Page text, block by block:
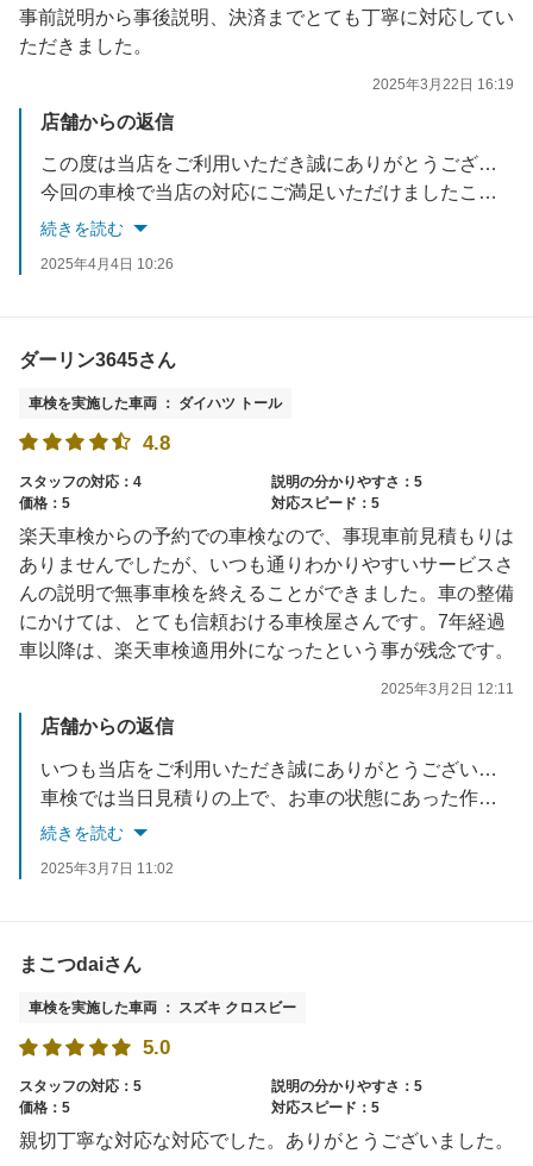
事前説明から事後説明、決済までとても丁寧に対応してい
ただきました。
2025年3月22日 16:19
店舗からの返信
この度は当店をご利用いただき誠にありがとうございます。
今回の車検で当店の対応にご満足いただけましたこと、大変嬉しく思っております。
車検以外のことも是非お気軽にご相談ください。
お忙しい中ご投稿いただき誠にありがとうございます。
続きを読む
2025年4月4日 10:26
ダーリン3645さん
車検を実施した車両 ： ダイハツ トール
4.8
スタッフの対応：4
説明の分かりやすさ：5
価格：5
対応スピード：5
楽天車検からの予約での車検なので、事現車前見積もりは
ありませんでしたが、いつも通りわかりやすいサービスさ
んの説明で無事車検を終えることができました。車の整備
にかけては、とても信頼おける車検屋さんです。7年経過
車以降は、楽天車検適用外になったという事が残念です。
2025年3月2日 12:11
店舗からの返信
いつも当店をご利用いただき誠にありがとうございます。
車検では当日見積りの上で、お車の状態にあった作業を提案させていただき、お客様にご納得いただいた内容で進めていきます。
大切なお車の安全をご提供でき、喜んでいただけてよかったです。
続きを読む
2025年3月7日 11:02
まこつdaiさん
車検を実施した車両 ： スズキ クロスビー
5.0
スタッフの対応：5
説明の分かりやすさ：5
価格：5
対応スピード：5
親切丁寧な対応な対応でした。ありがとうございました。